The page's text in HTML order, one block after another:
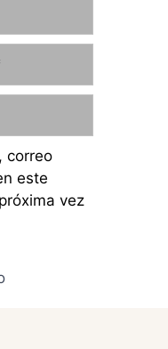
correo
este
vez